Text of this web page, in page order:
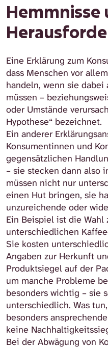
Hemmnisse
Eine Erklärung zum
dass Menschen vor
handeln, wenn sie
müssen –
oder Umstände
Hypothese“ bezeichnet.
Ein anderer
Konsumentinnen und
gegensätzlichen
– sie stecken dann also
müssen nicht nur
einen Hut bringen, sie
unzureichende oder
Ein Beispiel ist die Wahl
unterschiedlichen
Sie kosten
Angaben zur Herkunft
Produktsiegel auf der
um manche Probleme
besonders wichtig – sie
unterschiedlich. Was
besonders
keine
Bei der Abwägung von